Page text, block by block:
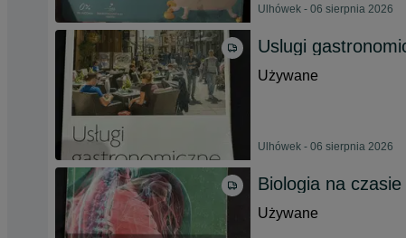
Ulhówek - 06 sierpnia 2026
Uslugi
Używane
Ulhówek - 06 sierpnia 2026
Biologia na czasie
Używane